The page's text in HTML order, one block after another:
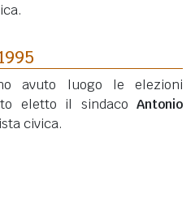
avuto luogo le elezioni
eletto il sindaco Antonio
civica.